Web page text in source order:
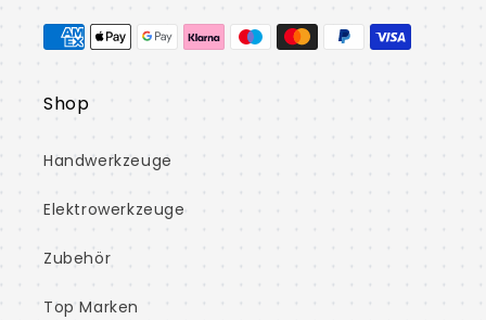
Zahlungsmethoden
Shop
Handwerkzeuge
Elektrowerkzeuge
Zubehör
Top Marken